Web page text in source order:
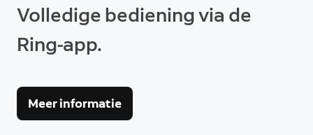
Volledige bediening via de
Ring-app.
Meer informatie